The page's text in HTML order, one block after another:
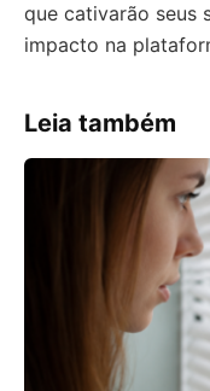
que cativarão seus
impacto na
Leia também